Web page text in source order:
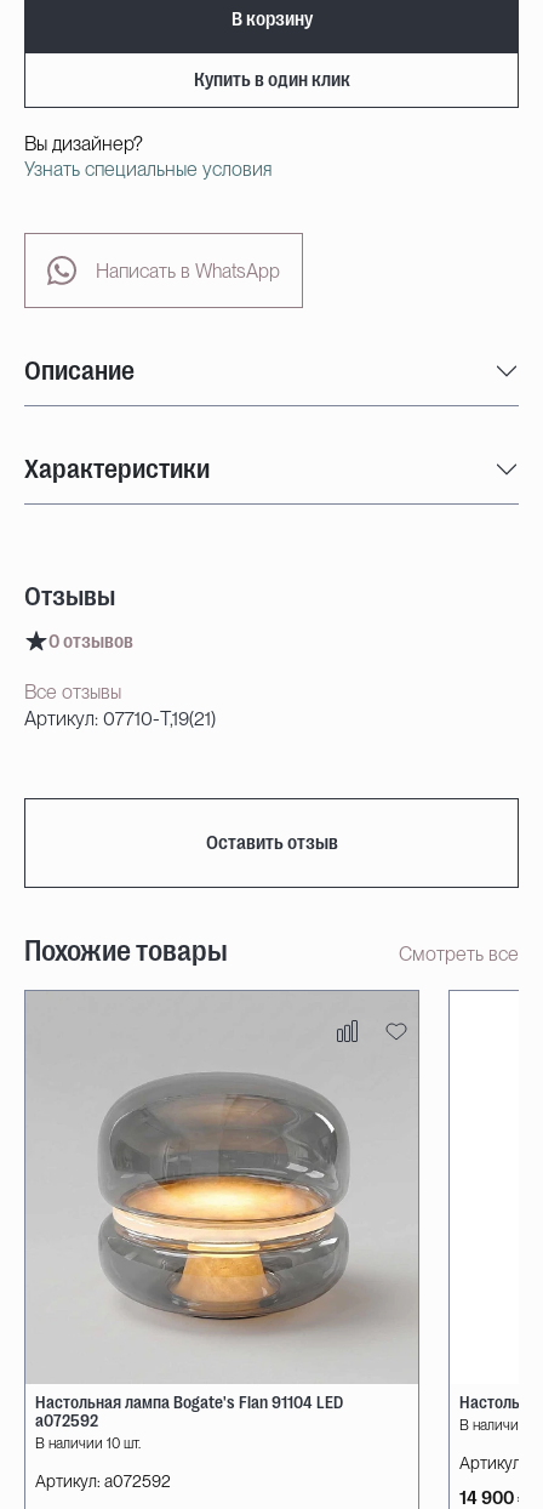
В корзину
Купить в один клик
Вы дизайнер?
Узнать специальные условия
Написать в WhatsApp
Описание
Характеристики
Отзывы
0 отзывов
Все отзывы
Артикул: 07710-T,19(21)
Оставить отзыв
Похожие товары Смотреть все
Настольная лампа Bogate's Flan 91104 LED
a072592
В наличии 10 шт.
Артикул: a072592
В наличии
Артикул:
14 900 ₽